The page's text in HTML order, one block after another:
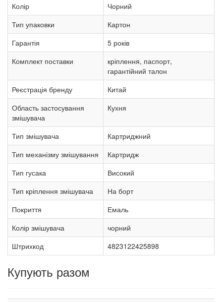
Колір
Чорний
Тип упаковки
Картон
Гарантія
5 років
Комплект поставки
кріплення, паспорт,
гарантійний талон
Реєстрація бренду
Китай
Область застосування
змішувача
Кухня
Тип змішувача
Картриджний
Тип механізму змішування
Картридж
Тип гусака
Високий
Тип кріплення змішувача
На борт
Покриття
Емаль
Колір змішувача
чорний
Штрихкод
4823122425898
Купують разом